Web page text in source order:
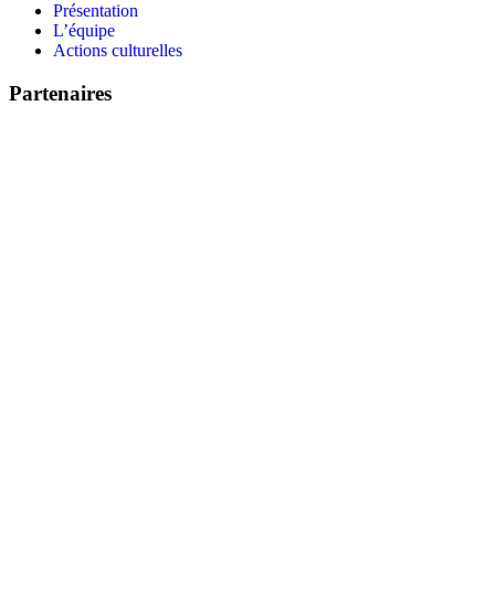
Présentation
L’équipe
Actions culturelles
Partenaires